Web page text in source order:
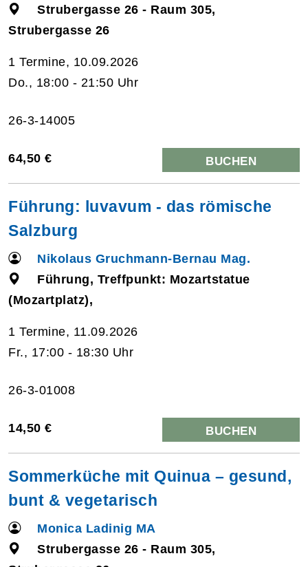
Strubergasse 26 - Raum 305,
Strubergasse 26
1 Termine, 10.09.2026
Do., 18:00 - 21:50 Uhr
26-3-14005
64,50 € BUCHEN
Führung: luvavum - das römische
Salzburg
Nikolaus Gruchmann-Bernau Mag.
Führung, Treffpunkt: Mozartstatue
(Mozartplatz),
1 Termine, 11.09.2026
Fr., 17:00 - 18:30 Uhr
26-3-01008
14,50 € BUCHEN
Sommerküche mit Quinua – gesund,
bunt & vegetarisch
Monica Ladinig MA
Strubergasse 26 - Raum 305,